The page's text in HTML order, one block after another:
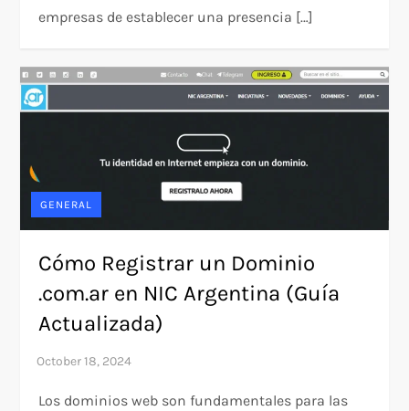
empresas de establecer una presencia […]
GENERAL
Cómo Registrar un Dominio
.com.ar en NIC Argentina (Guía
Actualizada)
Los dominios web son fundamentales para las